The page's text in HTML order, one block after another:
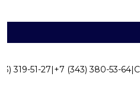
319-51-27|+7 (343) 380-53-64|